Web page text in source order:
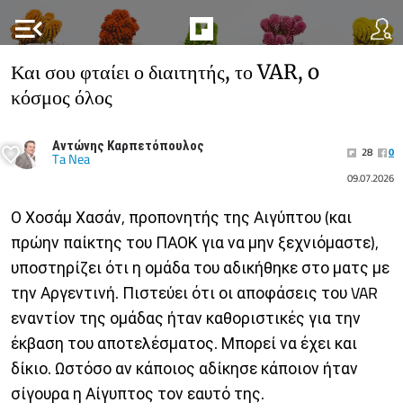
menu_open
Και σου φταίει ο διαιτητής, το VAR, o
κόσμος όλος
Αντώνης Καρπετόπουλος
Ta Nea 28
0
09.07.2026
Ο Χοσάμ Χασάν, προπονητής της Αιγύπτου (και
πρώην παίκτης του ΠΑΟΚ για να μην ξεχνιόμαστε),
υποστηρίζει ότι η ομάδα του αδικήθηκε στο ματς με
την Αργεντινή. Πιστεύει ότι οι αποφάσεις του VAR
εναντίον της ομάδας ήταν καθοριστικές για την
έκβαση του αποτελέσματος. Μπορεί να έχει και
δίκιο. Ωστόσο αν κάποιος αδίκησε κάποιον ήταν
σίγουρα η Αίγυπτος τον εαυτό της.